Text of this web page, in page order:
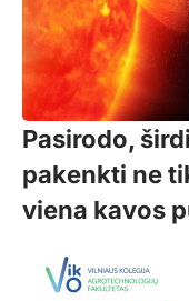
Pasirodo,
pakenkti ne
viena kavos